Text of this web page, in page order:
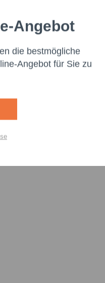
Aktiv
Aktiv
Angebot
die bestmögliche
Angebot für Sie zu